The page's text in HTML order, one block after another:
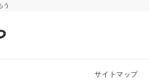
う
サイトマップ